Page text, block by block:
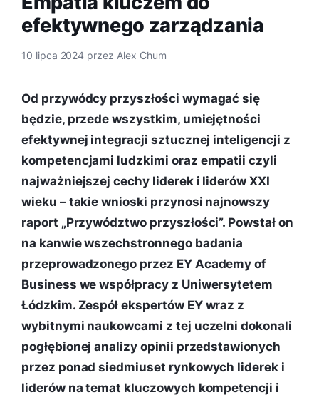
efektywnego zarządzania
10 lipca 2024 przez Alex Chum
Od przywódcy przyszłości wymagać się
będzie, przede wszystkim, umiejętności
efektywnej integracji sztucznej inteligencji z
kompetencjami ludzkimi oraz empatii czyli
najważniejszej cechy liderek i liderów XXI
wieku – takie wnioski przynosi najnowszy
raport „Przywództwo przyszłości”. Powstał on
na kanwie wszechstronnego badania
przeprowadzonego przez EY Academy of
Business we współpracy z Uniwersytetem
Łódzkim. Zespół ekspertów EY wraz z
wybitnymi naukowcami z tej uczelni dokonali
pogłębionej analizy opinii przedstawionych
przez ponad siedmiuset rynkowych liderek i
liderów na temat kluczowych kompetencji i